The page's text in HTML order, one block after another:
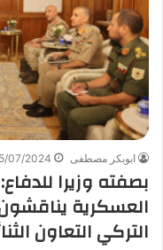
ابوبكر مصطفى 07/2024
بصفته وزيرا
العسكرية
التركي التعاون